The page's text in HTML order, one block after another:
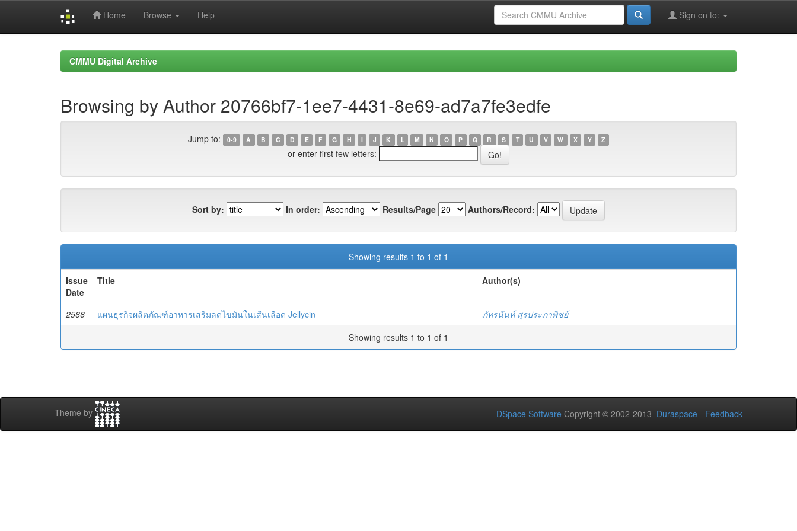
Home Browse Help Sign on to:
CMMU Digital Archive
Browsing by Author 20766bf7-1ee7-4431-8e69-ad7a7fe3edfe
Jump to: 0-9 A B C D E F G H I J K L M N O P Q R S T U V W X Y Z
or enter first few letters:
Sort by: In order: Results/Page Authors/Record:
Showing results 1 to 1 of 1
Issue
Date
Title Author(s)
2566 แผนธุรกิจผลิตภัณฑ์อาหารเสริมลดไขมันในเส้นเลือด Jellycin
ภัทรนันท์ สุรประภาพิชย์
Showing results 1 to 1 of 1
Theme by DSpace Software Copyright © 2002-2013 Duraspace - Feedback